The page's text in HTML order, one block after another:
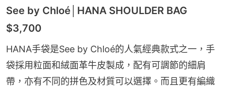
See by Chloé│HANA SHOULDER BAG
$3,700
HANA手袋是See by Chloé的人氣經典款式之一，手
袋採用粒面和絨面革牛皮製成，配有可調節的細肩
帶，亦有不同的拼色及材質可以選擇。而且更有編織